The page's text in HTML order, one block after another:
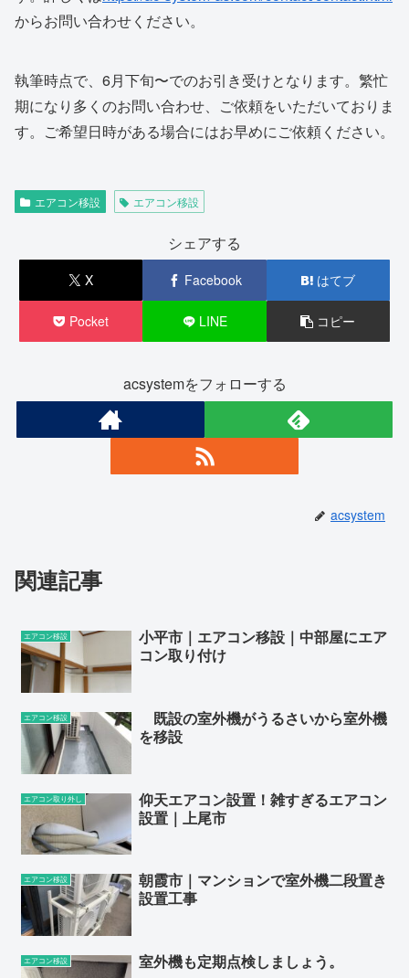
からお問い合わせください。
執筆時点で、6月下旬〜でのお引き受けとなります。繁忙
期になり多くのお問い合わせ、ご依頼をいただいておりま
す。ご希望日時がある場合にはお早めにご依頼ください。
エアコン移設 エアコン移設
シェアする
X Facebook はてブ
Pocket LINE コピー
acsystemをフォローする
acsystem
関連記事
エアコン移設
小平市｜エアコン移設｜中部屋にエア
コン取り付け
エアコン移設
既設の室外機がうるさいから室外機
を移設
エアコン取り外し
仰天エアコン設置！雑すぎるエアコン
設置｜上尾市
エアコン移設
朝霞市｜マンションで室外機二段置き
設置工事
エアコン移設 室外機も定期点検しましょう。